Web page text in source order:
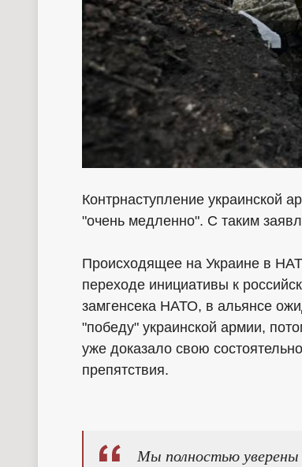
Контрнаступление украинской
"очень медленно". С таким
Происходящее на Украине в
переходе инициативы к
замгенсека НАТО, в альянсе
"победу" украинской армии,
уже доказало свою
препятствия.
Мы полностью уверены